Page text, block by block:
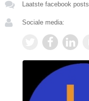
Laatste facebook posts
Sociale media: